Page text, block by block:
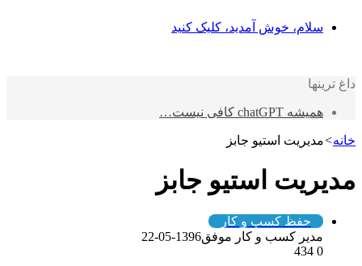
سلام، خوش آمدید، کلیک کنید
داغ ترینها
همیشه chatGPT کافی نیست…
خانه>مدیریت استیو جابز
مدیریت استیو جابز
حفظ کسب و کار
مدیر کسب و کار موفق1396-05-22
0